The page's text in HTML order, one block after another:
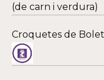
(de carn i verdura)
Croquetes de